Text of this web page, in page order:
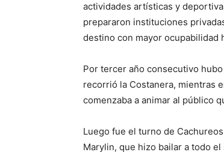
actividades artísticas y
prepararon instituciones
destino con mayor ocupabilidad
Por tercer año consecutivo
recorrió la Costanera, mientras
comenzaba a animar al público
Luego fue el turno de
Marylin, que hizo bailar a todo